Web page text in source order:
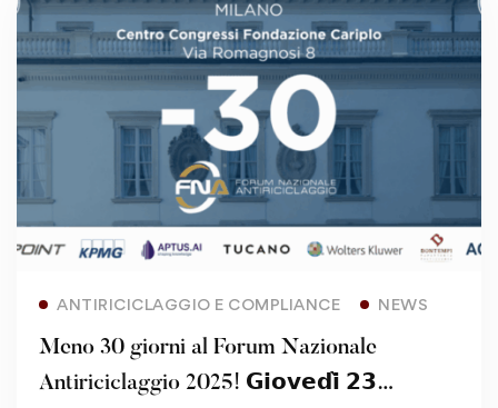
ANTIRICICLAGGIO E COMPLIANCE NEWS
Meno 30 giorni al Forum Nazionale
Antiriciclaggio 2025! 𝗚𝗶𝗼𝘃𝗲𝗱𝗶̀ 𝟮𝟯